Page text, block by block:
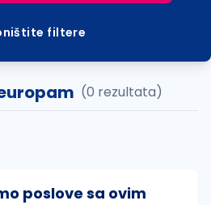
filtere
(0 rezultata)
poslove sa ovim